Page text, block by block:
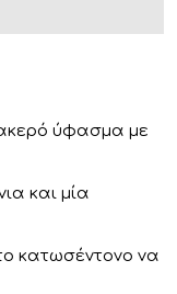
ύφασμα με
και μία
κατωσέντονο να